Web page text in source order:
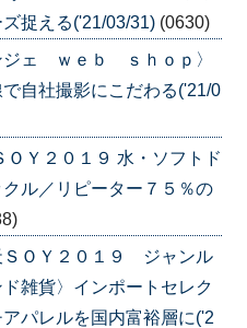
捉える('21/03/31) (0630)
ジェ ｗｅｂ ｓｈｏｐ〉
自社撮影にこだわる('21/0
ＯＹ２０１９ 水・ソフトド
ル／リピーター７５％の
ＯＹ２０１９ ジャンル
雑貨〉インポートセレク
パレルを国内富裕層に('2